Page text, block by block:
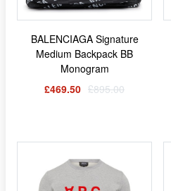
BALENCIAGA Signature
Medium Backpack BB
Monogram
£469.50 £895.00